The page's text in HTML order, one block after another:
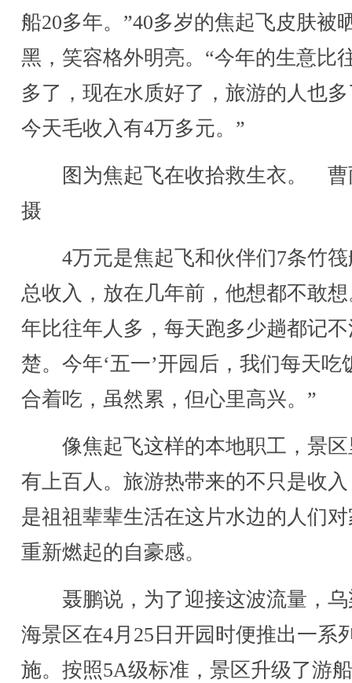
船20多年。”40多岁的焦起飞皮肤被
黑，笑容格外明亮。“今年的生意比
多了，现在水质好了，旅游的人也
今天毛收入有4万多元。”
图为焦起飞在收拾救生衣。 曹
摄
4万元是焦起飞和伙伴们7条竹筏
总收入，放在几年前，他想都不敢想
年比往年人多，每天跑多少趟都记
楚。今年‘五一’开园后，我们每天吃
合着吃，虽然累，但心里高兴。”
像焦起飞这样的本地职工，景区
有上百人。旅游热带来的不只是收
是祖祖辈辈生活在这片水边的人们
重新燃起的自豪感。
聂鹏说，为了迎接这波流量，乌
海景区在4月25日开园时便推出一系
施。按照5A级标准，景区升级了游